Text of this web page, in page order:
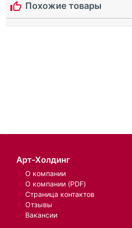
Похожие товары
Арт-Холдинг
О компании
О компании (PDF)
Страница контактов
Отзывы
Вакансии